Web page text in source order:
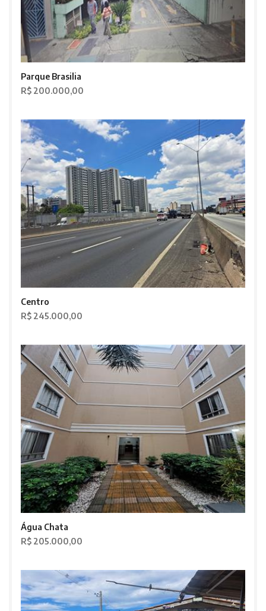
Parque Brasilia
R$ 200.000,00
Centro
R$ 245.000,00
Água Chata
R$ 205.000,00